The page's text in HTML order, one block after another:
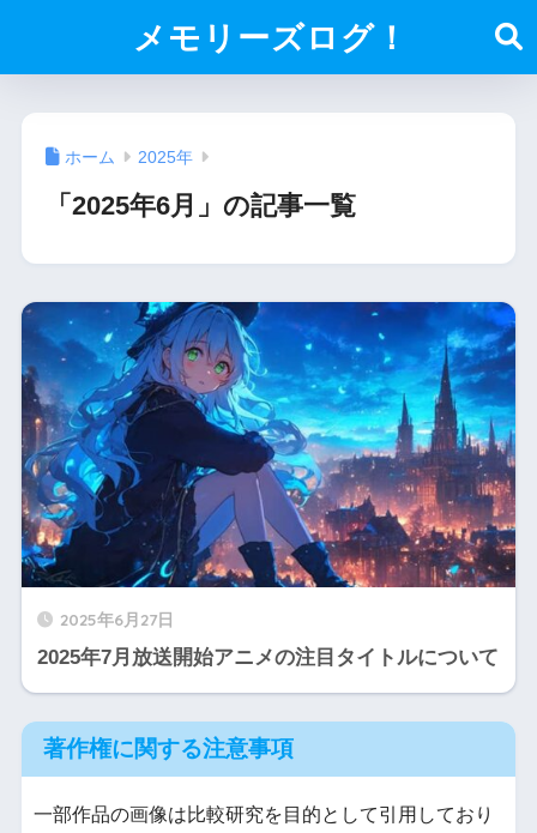
メモリーズログ！
ホーム 2025年
「2025年6月」の記事一覧
2025年6月27日
2025年7月放送開始アニメの注目タイトルについて
著作権に関する注意事項
一部作品の画像は比較研究を目的として引用しており